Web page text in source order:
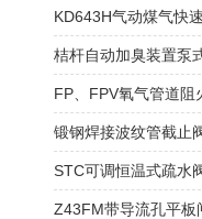
KD643H气动煤气快
桔杆自动加臭装置泵
FP、FPV氧气管道阻
STC可调恒温式疏水
Z43FM带导流孔平板